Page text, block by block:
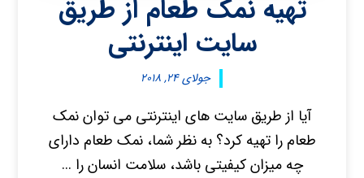
تهیه نمک طعام از طریق
سایت اینترنتی
جولای ۲۴, ۲۰۱۸
آیا از طریق سایت های اینترنتی می توان نمک
طعام را تهیه کرد؟ به نظر شما، نمک طعام دارای
چه میزان کیفیتی باشد، سلامت انسان را ...